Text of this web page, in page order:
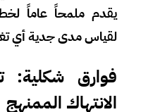
يقدم ملمحاً عاماً لخط
لقياس مدى جدية أي
فوارق شكلية:
الانتهاك الممنهج